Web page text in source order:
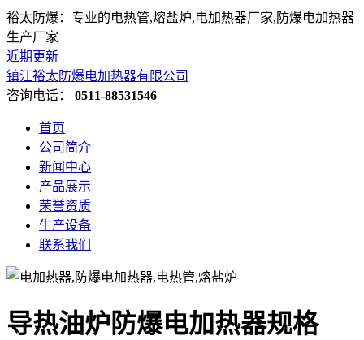
裕太防爆：专业的电热管,熔盐炉,电加热器厂家,防爆电加热器
生产厂家
近期更新
镇江裕太防爆电加热器有限公司
咨询电话： 0511-88531546
首页
公司简介
新闻中心
产品展示
荣誉资质
生产设备
联系我们
导热油炉防爆电加热器规格